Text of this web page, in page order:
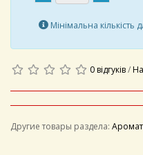
Мінімальна
0 відгуків/
Другие товары раздела: